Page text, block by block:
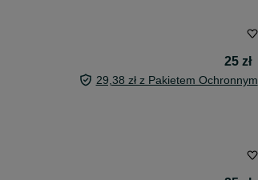
25 zł
29,38 zł z Pakietem Ochronnym